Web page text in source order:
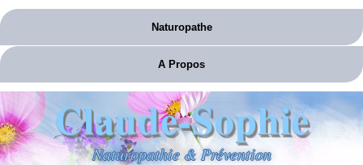
Naturopathe
A Propos
Claude-Sophie
Naturopathie & Prévention